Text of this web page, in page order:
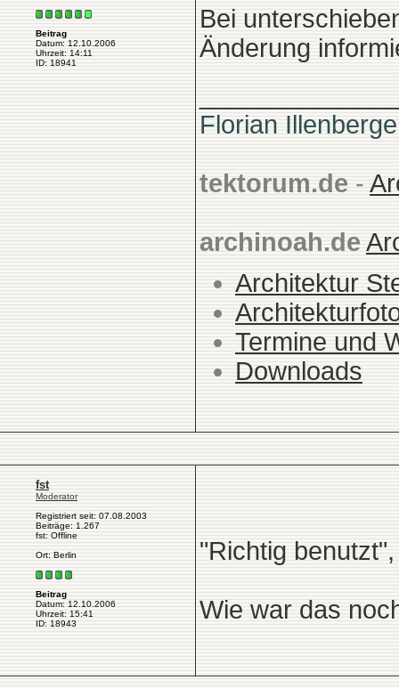
Beitrag
Datum: 12.10.2006
Uhrzeit: 14:11
ID: 18941
Bei
Änderung
Florian
tektorum.de -
archinoah.de
Architektur
Termine und
Downloads
fst
Moderator
Registriert seit: 07.08.2003
Beiträge: 1.267
fst: Offline
Ort: Berlin
Beitrag
Datum: 12.10.2006
Uhrzeit: 15:41
ID: 18943
"Richtig
Wie war das